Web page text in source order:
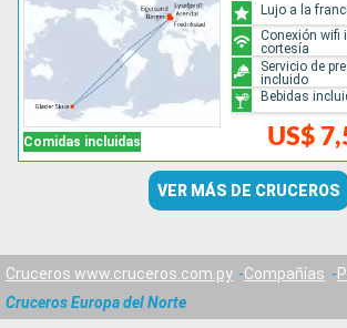
Comidas incluidas US$
Lujo a la
Conexión wifi
cortesía
Servicio de
incluido
Bebidas
VER MÁS DE CRUCEROS
Cruceros www.cruceros.com.py Compañías
Cruceros Europa del Norte